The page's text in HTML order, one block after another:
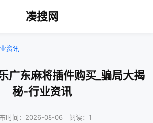
凑搜网
资讯
广东麻将插件购买_骗局大揭
秘-行业资讯
时间：2026-08-06｜阅读：1